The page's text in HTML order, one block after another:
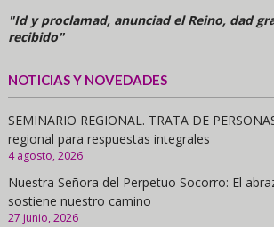
"Id y proclamad, anunciad el Reino, dad
recibido"
NOTICIAS Y NOVEDADES
SEMINARIO REGIONAL. TRATA DE
regional para respuestas integrales
4 agosto, 2026
Nuestra Señora del Perpetuo Socorro: El
sostiene nuestro camino
27 junio, 2026